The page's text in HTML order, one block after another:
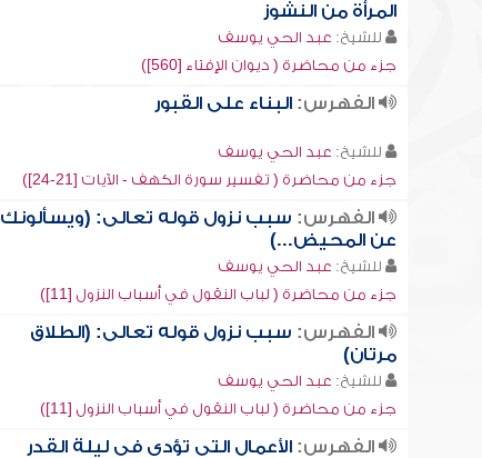
المرأة من النشوز
للشيخ: عبد الحي يوسف
جزء من محاضرة ( ديوان الإفتاء [560])
الفهرس:البناء على القبور
للشيخ: عبد الحي يوسف
جزء من محاضرة ( تفسير سورة الكهف - الآيات [21-24])
الفهرس: سبب نزول قوله تعالى: (ويسألونك
عن المحيض...)
للشيخ: عبد الحي يوسف
جزء من محاضرة ( لباب النقول في أسباب النزول [11])
الفهرس: سبب نزول قوله تعالى: (الطلاق
مرتان)
للشيخ: عبد الحي يوسف
جزء من محاضرة ( لباب النقول في أسباب النزول [11])
الفهرس:الأعمال التي تؤدى في ليلة القدر